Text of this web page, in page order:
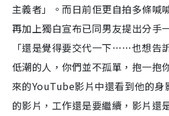
3
5
主義者」。而日前佢更自拍多條喊
再加上獨白宣布已同男友提出分手
「還是覺得要交代一下……也想告
低潮的人，你們並不孤單，抱一抱
來的YouTube影片中還看到他的身
的影片，工作還是要繼續，影片還